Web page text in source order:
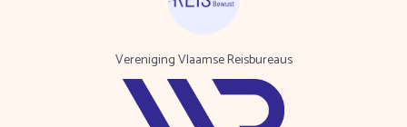
Vereniging Vlaamse Reisbureaus